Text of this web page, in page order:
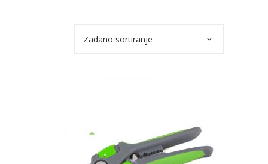
Zadano sortiranje